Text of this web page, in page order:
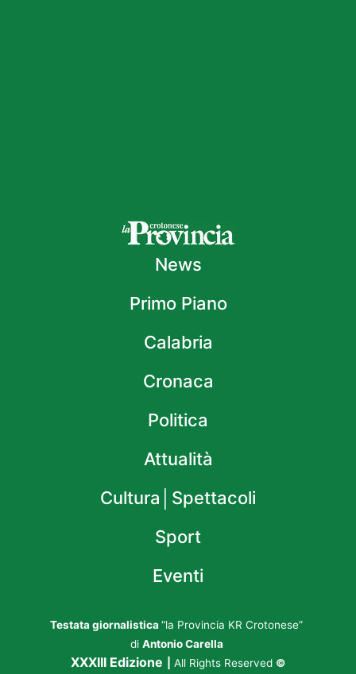
News
Primo Piano
Calabria
Cronaca
Politica
Attualità
Cultura│Spettacoli
Sport
Eventi
Testata giornalistica “la Provincia KR Crotonese”
di Antonio Carella
XXXIII Edizione All Rights Reserved ©